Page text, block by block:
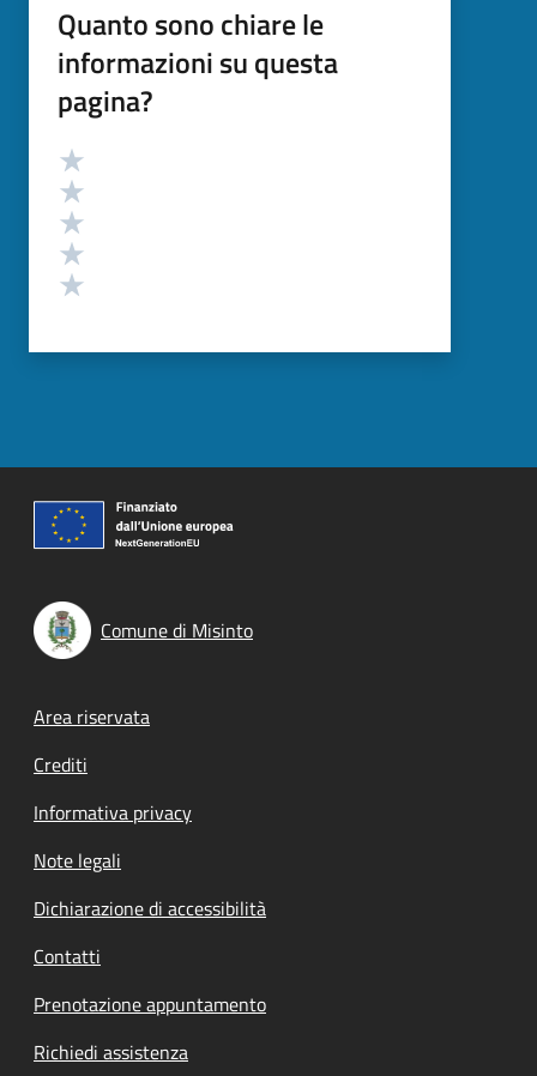
Quanto sono chiare le
informazioni su questa
pagina?
Valutazione
Comune di Misinto
Footer menu
Area riservata
Crediti
Informativa privacy
Note legali
Dichiarazione di accessibilità
Contatti
Prenotazione appuntamento
Richiedi assistenza